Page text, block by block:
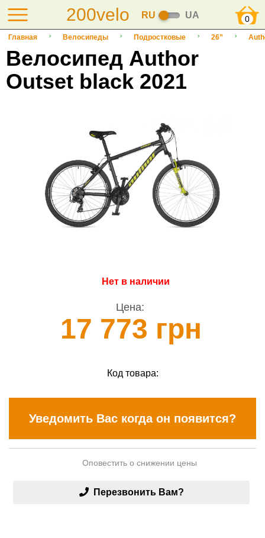
200velo RU UA 0
Главная Велосипеды Подростковые 26”
Велосипед Author
Outset black 2021
Нет в наличии
Цена:
17 773 грн
Код товара:
Уведомить Вас когда он появится?
Оповестить о снижении цены
Перезвонить Вам?